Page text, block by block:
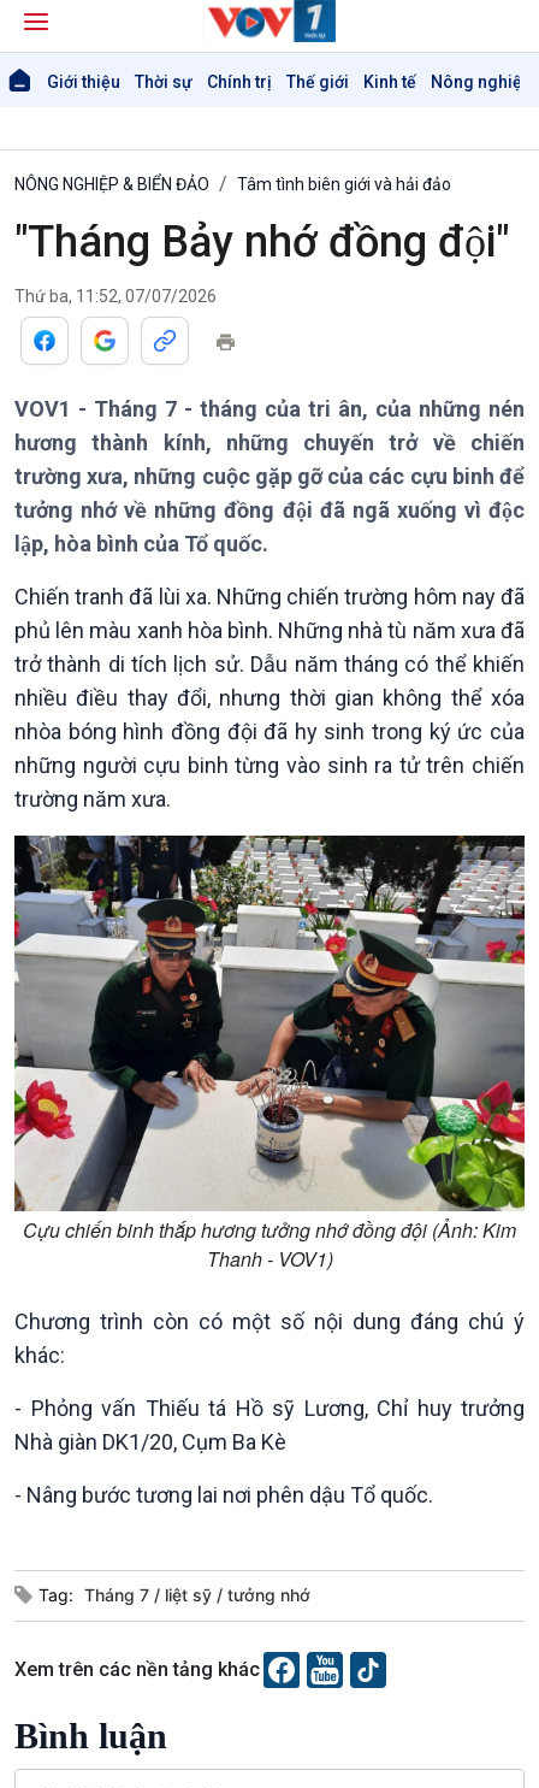
Giới thiệu Thời sự Chính trị Thế giới Kinh tế Nông nghiệp
Giới thiệu
Thời sự 6h
Thời sự 12h
Thời sự 18h
Thời sự 21h30
Bản tin
Chính trị
Tin Chính trị
Chính phủ với người dân
Xây dựng đảng
Đảng trong cuộc sống
Nhận diện sự thật
Pháp luật và đời sống
Thế giới
Tin thế giới
Thế giới & Việt Nam
Biên cương - Một dải vững
bền
Kinh tế
Tin Kinh tế
Trước giờ mở cửa
Dòng chảy Kinh tế
Sức sống hàng Việt
Khởi nghiệp
Tuyên chiến với gian lận
Nông nghiệp & Biển đảo
Tin Nông nghiệp & Biển
đảo
Mùa vàng
Biển đảo Việt Nam
Tâm tình biên giới và hải
đảo
Nam
Xã hội
Chuyển đổi Xanh
Tài nguyên và Môi trường
Xã hội chuyển động
Khoa học & Công nghệ
NÔNG NGHIỆP & BIỂN ĐẢO Tâm tình biên giới và hải đảo
"Tháng Bảy nhớ đồng đội"
Thứ ba, 11:52, 07/07/2026
VOV1 - Tháng 7 - tháng của tri ân, của những nén
hương thành kính, những chuyến trở về chiến
trường xưa, những cuộc gặp gỡ của các cựu binh để
tưởng nhớ về những đồng đội đã ngã xuống vì độc
lập, hòa bình của Tổ quốc.
Chiến tranh đã lùi xa. Những chiến trường hôm nay đã
phủ lên màu xanh hòa bình. Những nhà tù năm xưa đã
trở thành di tích lịch sử. Dẫu năm tháng có thể khiến
nhiều điều thay đổi, nhưng thời gian không thể xóa
nhòa bóng hình đồng đội đã hy sinh trong ký ức của
những người cựu binh từng vào sinh ra tử trên chiến
trường năm xưa.
Cựu chiến binh thắp hương tưởng nhớ đồng đội (Ảnh: Kim
Thanh - VOV1) ​​​​
Chương trình còn có một số nội dung đáng chú ý
khác:
- Phỏng vấn Thiếu tá Hồ sỹ Lương, Chỉ huy trưởng
Nhà giàn DK1/20, Cụm Ba Kè
- Nâng bước tương lai nơi phên dậu Tổ quốc.
Tag: Tháng 7 liệt sỹ tưởng nhớ
Xem trên các nền tảng khác
Bình luận